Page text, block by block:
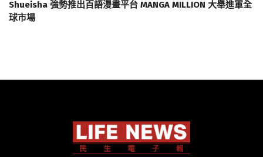
Shueisha 強勢推出百語漫畫平台 MANGA MILLION 大舉進軍全
球市場